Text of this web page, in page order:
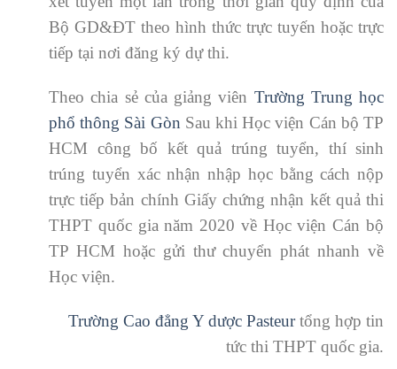
Bộ GD&ĐT theo hình thức trực tuyến hoặc trực
tiếp tại nơi đăng ký dự thi.
Theo chia sẻ của giảng viên Trường Trung học
phổ thông Sài Gòn Sau khi Học viện Cán bộ TP
HCM công bố kết quả trúng tuyển, thí sinh
trúng tuyển xác nhận nhập học bằng cách nộp
trực tiếp bản chính Giấy chứng nhận kết quả thi
THPT quốc gia năm 2020 về Học viện Cán bộ
TP HCM hoặc gửi thư chuyển phát nhanh về
Học viện.
Trường Cao đẳng Y dược Pasteurtổng hợp tin
tức thi THPT quốc gia.